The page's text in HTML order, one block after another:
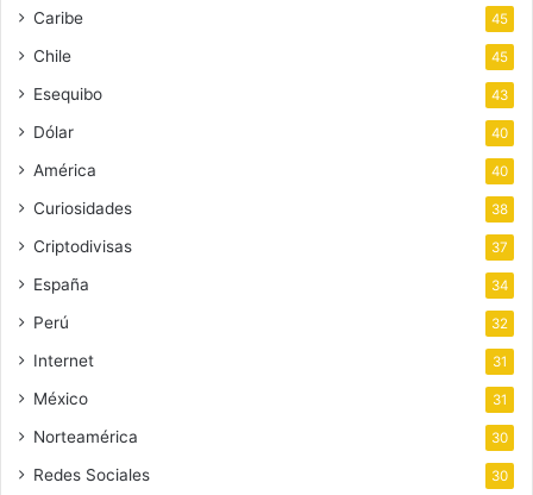
Caribe 45
Chile 45
Esequibo 43
Dólar 40
América 40
Curiosidades 38
Criptodivisas 37
España 34
Perú 32
Internet 31
México 31
Norteamérica 30
Redes Sociales 30